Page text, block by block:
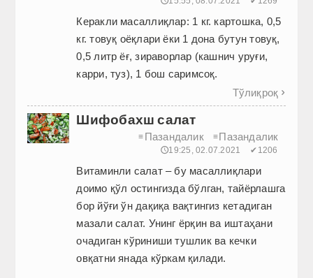
Керакли масаллиқлар: 1 кг. картошка, 0,5
кг. товуқ оёқлари ёки 1 дона бутун товуқ,
0,5 литр ёғ, зираворлар (кашнич уруғи,
карри, туз), 1 бош саримсоқ.
Тўлиқроқ 
Шифобахш салат
≡ Пазандалик ≡Пазандалик
🕔19:25, 02.07.2021 ✔1206
Витаминли салат – бу масаллиқлари
доимо қўл остингизда бўлган, тайёрлашга
бор йўғи ўн дақиқа вақтингиз кетадиган
мазали салат. Унинг ёрқин ва иштаҳани
очадиган кўриниши тушлик ва кечки
овқатни янада кўркам қилади.